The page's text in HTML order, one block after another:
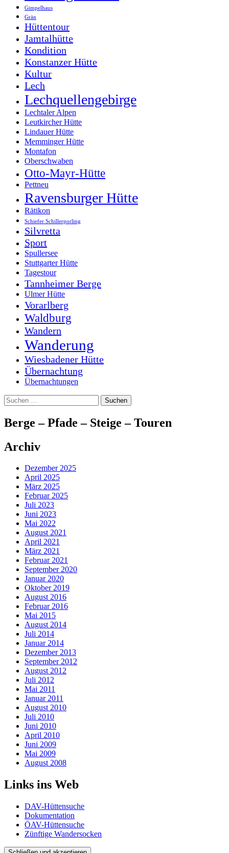
Gimpelhaus
Grän
Hüttentour
Jamtalhütte
Kondition
Konstanzer Hütte
Kultur
Lech
Lechquellengebirge
Lechtaler Alpen
Leutkircher Hütte
Lindauer Hütte
Memminger Hütte
Montafon
Oberschwaben
Otto-Mayr-Hütte
Pettneu
Ravensburger Hütte
Rätikon
Schiefer Schillerporling
Silvretta
Sport
Spullersee
Stuttgarter Hütte
Tagestour
Tannheimer Berge
Ulmer Hütte
Vorarlberg
Waldburg
Wandern
Wanderung
Wiesbadener Hütte
Übernachtung
Übernachtungen
Suchen
nach:
Berge – Pfade – Steige – Touren
Archiv
Dezember 2025
April 2025
März 2025
Februar 2025
Juli 2023
Juni 2023
Mai 2022
August 2021
April 2021
März 2021
Februar 2021
September 2020
Januar 2020
Oktober 2019
August 2016
Februar 2016
Mai 2015
August 2014
Juli 2014
Januar 2014
Dezember 2013
September 2012
August 2012
Juli 2012
Mai 2011
Januar 2011
August 2010
Juli 2010
Juni 2010
April 2010
Juni 2009
Mai 2009
August 2008
Links ins Web
DAV-Hüttensuche
Dokumentation
ÖAV-Hüttensuche
Zünftige Wandersocken